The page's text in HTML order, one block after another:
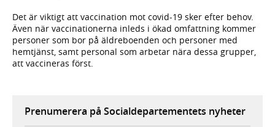
Det är viktigt att vaccination mot covid-19 sker efter behov.
Även när vaccinationerna inleds i ökad omfattning kommer
personer som bor på äldreboenden och personer med
hemtjänst, samt personal som arbetar nära dessa grupper,
att vaccineras först.
Prenumerera på Socialdepartementets nyheter